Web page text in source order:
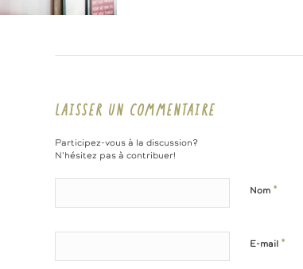
LAISSER UN COMMENTAIRE
Participez-vous à la discussion?
N'hésitez pas à contribuer!
Nom *
E-mail *